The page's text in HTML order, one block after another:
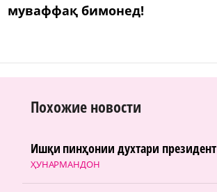
муваффақ бимонед!
Похожие новости
ҲУНАРМАНДОН
Ишқи пинҳонии духтари президент